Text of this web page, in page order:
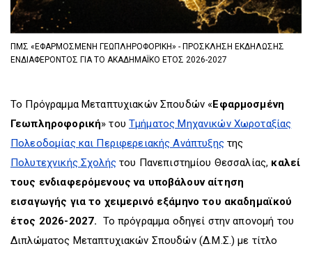
ΠΜΣ «ΕΦΑΡΜΟΣΜΕΝΗ ΓΕΩΠΛΗΡΟΦΟΡΙΚΗ» - ΠΡΟΣΚΛΗΣΗ ΕΚΔΗΛΩΣΗΣ
ΕΝΔΙΑΦΕΡΟΝΤΟΣ ΓΙΑ ΤΟ ΑΚΑΔΗΜΑΪΚΟ ΕΤΟΣ 2026-2027
Το Πρόγραμμα Μεταπτυχιακών Σπουδών «Εφαρμοσμένη
Γεωπληροφορική» τουΤμήματος Μηχανικών Χωροταξίας
Πολεοδομίας και Περιφερειακής Ανάπτυξηςτης
Πολυτεχνικής Σχολήςτου Πανεπιστημίου Θεσσαλίας, καλεί
τους ενδιαφερόμενους να υποβάλουν αίτηση
εισαγωγής για το χειμερινό εξάμηνο του ακαδημαϊκού
έτος 2026-2027. Το πρόγραμμα οδηγεί στην απονομή του
Διπλώματος Μεταπτυχιακών Σπουδών (Δ.Μ.Σ.) με τίτλο